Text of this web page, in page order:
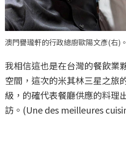
澳門譽瓏軒的行政總廚歐陽文彥(右)
我相信這也是在台灣的餐飲業
空間，這次的米其林三星之旅
級，的確代表餐廳供應的料理
訪。(Une des meilleures